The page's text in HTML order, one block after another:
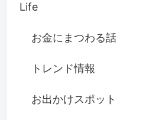
Life
お金にまつわる話
トレンド情報
お出かけスポット